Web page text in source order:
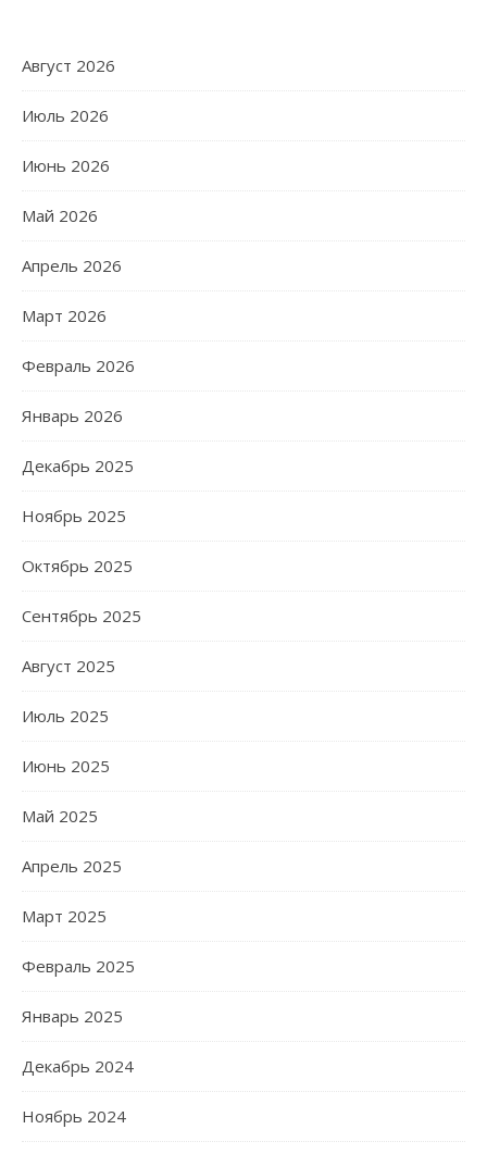
Август 2026
Июль 2026
Июнь 2026
Май 2026
Апрель 2026
Март 2026
Февраль 2026
Январь 2026
Декабрь 2025
Ноябрь 2025
Октябрь 2025
Сентябрь 2025
Август 2025
Июль 2025
Июнь 2025
Май 2025
Апрель 2025
Март 2025
Февраль 2025
Январь 2025
Декабрь 2024
Ноябрь 2024